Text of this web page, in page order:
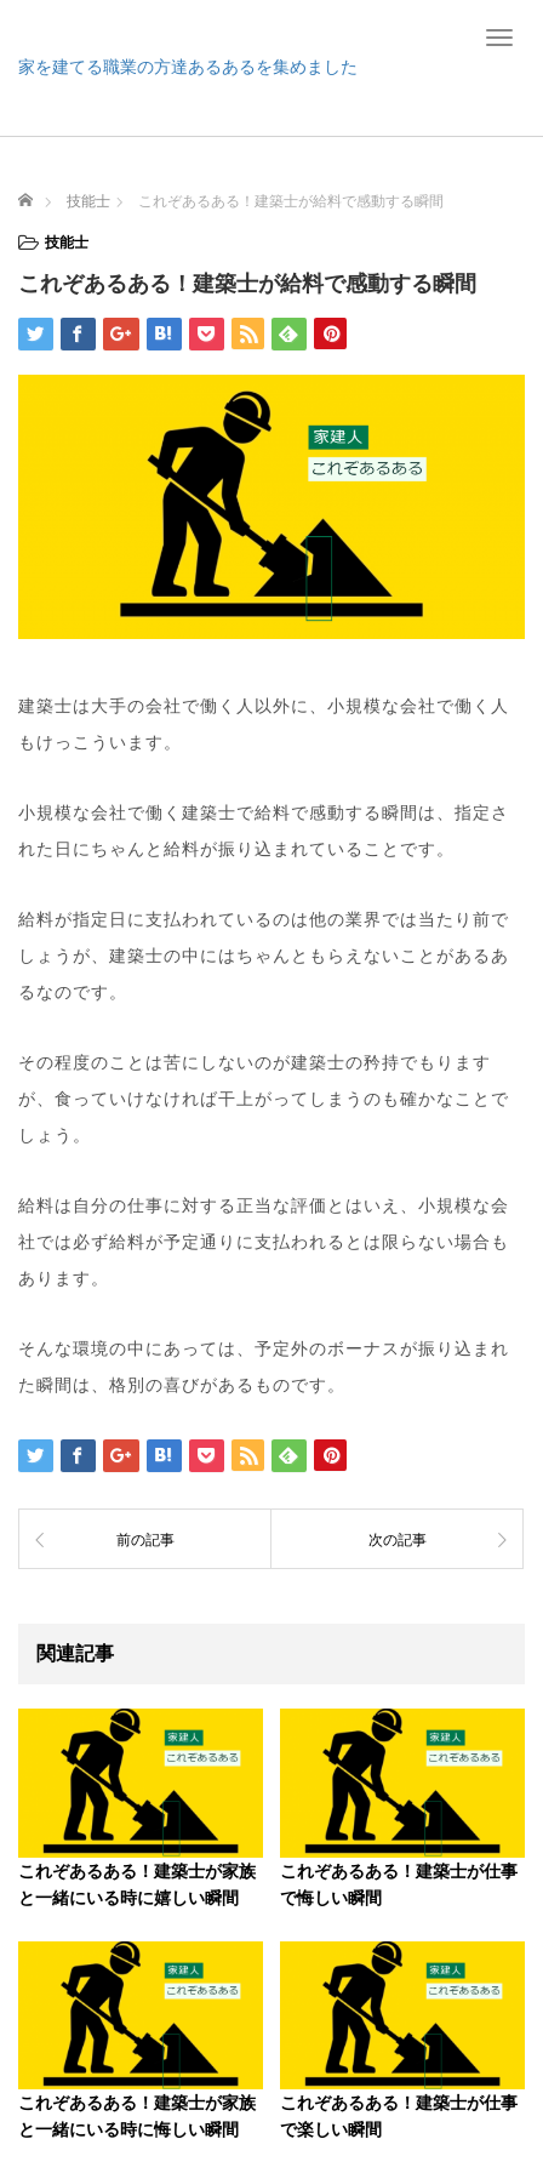
T
l
o
家を建てる職業の方達あるあるを集めました
ホーム 技能士 これぞあるある！建築士が給料で感動する瞬間
技能士
これぞあるある！建築士が給料で感動する瞬間
建築士は大手の会社で働く人以外に、小規模な会社で働く人
もけっこういます。
小規模な会社で働く建築士で給料で感動する瞬間は、指定さ
れた日にちゃんと給料が振り込まれていることです。
給料が指定日に支払われているのは他の業界では当たり前で
しょうが、建築士の中にはちゃんともらえないことがあるあ
るなのです。
その程度のことは苦にしないのが建築士の矜持でもります
が、食っていけなければ干上がってしまうのも確かなことで
しょう。
給料は自分の仕事に対する正当な評価とはいえ、小規模な会
社では必ず給料が予定通りに支払われるとは限らない場合も
あります。
そんな環境の中にあっては、予定外のボーナスが振り込まれ
た瞬間は、格別の喜びがあるものです。
前の記事 次の記事
関連記事
これぞあるある！建築士が家族
と一緒にいる時に嬉しい瞬間
これぞあるある！建築士が仕事
で悔しい瞬間
これぞあるある！建築士が家族
と一緒にいる時に悔しい瞬間
これぞあるある！建築士が仕事
で楽しい瞬間